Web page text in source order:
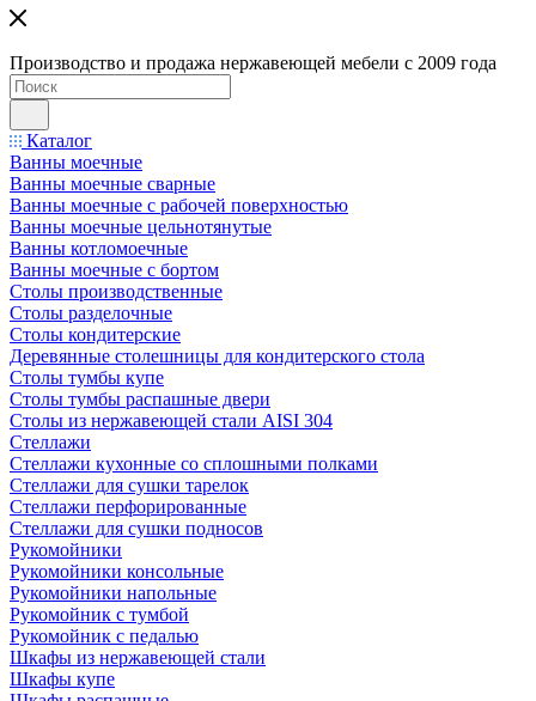
Производство и продажа нержавеющей мебели с 2009 года
Каталог
Ванны моечные
Ванны моечные сварные
Ванны моечные с рабочей поверхностью
Ванны моечные цельнотянутые
Ванны котломоечные
Ванны моечные с бортом
Столы производственные
Столы разделочные
Столы кондитерские
Деревянные столешницы для кондитерского стола
Столы тумбы купе
Столы тумбы распашные двери
Столы из нержавеющей стали AISI 304
Стеллажи
Стеллажи кухонные со сплошными полками
Стеллажи для сушки тарелок
Стеллажи перфорированные
Стеллажи для сушки подносов
Рукомойники
Рукомойники консольные
Рукомойники напольные
Рукомойник с тумбой
Рукомойник с педалью
Шкафы из нержавеющей стали
Шкафы купе